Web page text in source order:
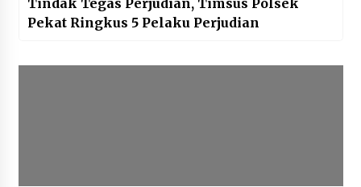
Tindak Tegas Perjudian, Timsus Polsek
Pekat Ringkus 5 Pelaku Perjudian